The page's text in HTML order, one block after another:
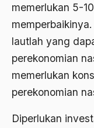
memerlukan 5-
lautlah yang
perekonomian
memerlukan
perekonomian
Diperlukan
Ali Syahbana
Aliran AHmadiyah
Aliran Kepercayaan
Alistair Cook
Allah
ALmanak